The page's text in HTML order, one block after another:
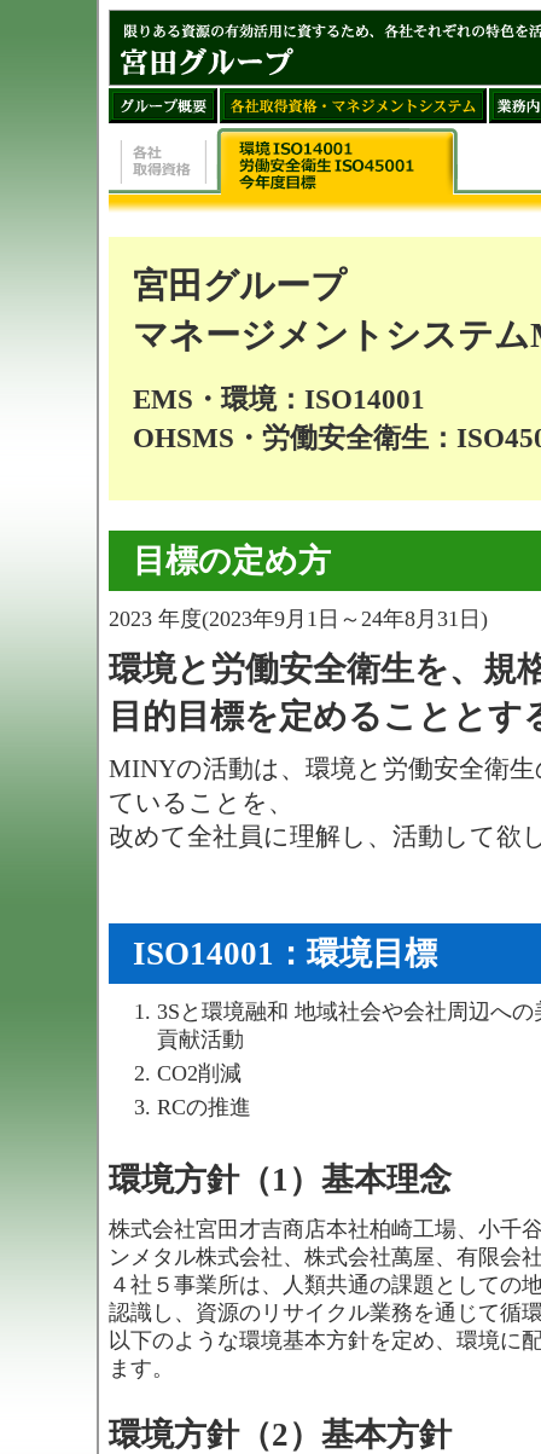
宮田グループ
マネージメントシステ
EMS・環境：ISO14001
OHSMS・労働安全衛生：
目標の定め方
2023 年度(2023年9月1日～24年8月31日)
環境と労働安全衛生を、規
目的目標を定めることとす
MINYの活動は、環境と労働安全衛
ていることを、
改めて全社員に理解し、活動して欲
ISO14001：環境目標
3Sと環境融和 地域社会や会社周辺へ
貢献活動
CO2削減
RCの推進
環境方針（1）基本理念
株式会社宮田才吉商店本社柏崎工場、小千
ンメタル株式会社、株式会社萬屋、有限会
４社５事業所は、人類共通の課題としての
認識し、資源のリサイクル業務を通じて循
以下のような環境基本方針を定め、環境に
ます。
環境方針（2）基本方針